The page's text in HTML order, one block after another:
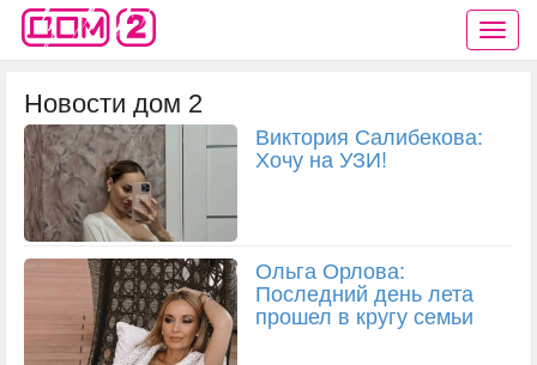
Новости дом 2
Виктория Салибекова:
Хочу на УЗИ!
Ольга Орлова:
Последний день лета
прошел в кругу семьи